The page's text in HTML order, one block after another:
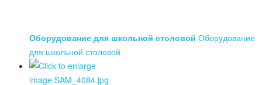
Оборудование для школьной столовой Оборудование
для школьной столовой